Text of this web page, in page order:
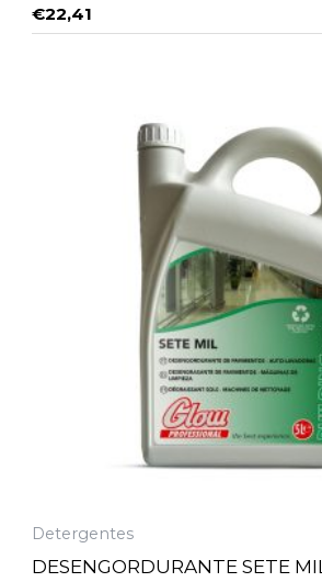
€22,41
Detergentes
DESENGORDURANTE SETE